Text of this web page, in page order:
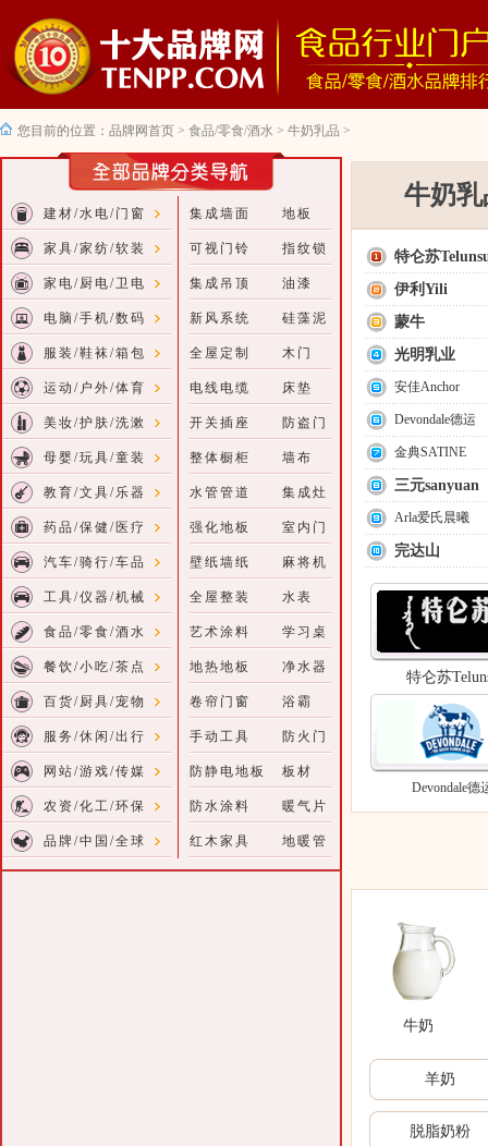
您目前的位置： 品牌网首页 > 食品/零食/酒水 > 牛奶乳品 >
建材/水电/门窗
家具/家纺/软装
家电/厨电/卫电
电脑/手机/数码
服装/鞋袜/箱包
运动/户外/体育
美妆/护肤/洗漱
母婴/玩具/童装
教育/文具/乐器
药品/保健/医疗
汽车/骑行/车品
工具/仪器/机械
食品/零食/酒水
餐饮/小吃/茶点
百货/厨具/宠物
服务/休闲/出行
网站/游戏/传媒
农资/化工/环保
品牌/中国/全球
集成墙面 地板
可视门铃 指纹锁
集成吊顶 油漆
新风系统 硅藻泥
全屋定制 木门
电线电缆 床垫
开关插座 防盗门
整体橱柜 墙布
水管管道 集成灶
强化地板 室内门
壁纸墙纸 麻将机
全屋整装 水表
艺术涂料 学习桌
地热地板 净水器
卷帘门窗 浴霸
手动工具 防火门
防静电地板 板材
防水涂料 暖气片
红木家具 地暖管
牛奶
特仑苏
伊利Yili
蒙牛
光明乳业
安佳Anchor
Devondale德运
金典SATINE
三元sanyuan
Arla爱氏晨曦
完达山
特仑苏
Devondale德
牛奶
羊奶
脱脂奶粉